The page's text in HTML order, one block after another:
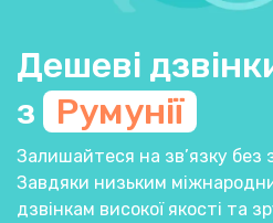
Дешеві
з Румунії
Залишайтеся на зв’язку без
Завдяки низьким
дзвінкам високої якості та